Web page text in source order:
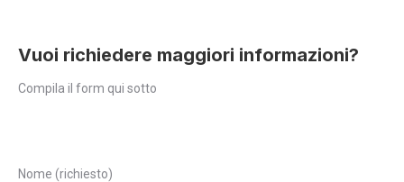
Vuoi richiedere maggiori informazioni?
Compila il form qui sotto
Nome (richiesto)